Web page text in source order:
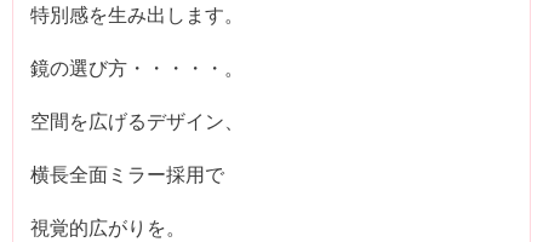
特別感を生み出します。
鏡の選び方・・・・・。
空間を広げるデザイン、
横長全面ミラー採用で
視覚的広がりを。